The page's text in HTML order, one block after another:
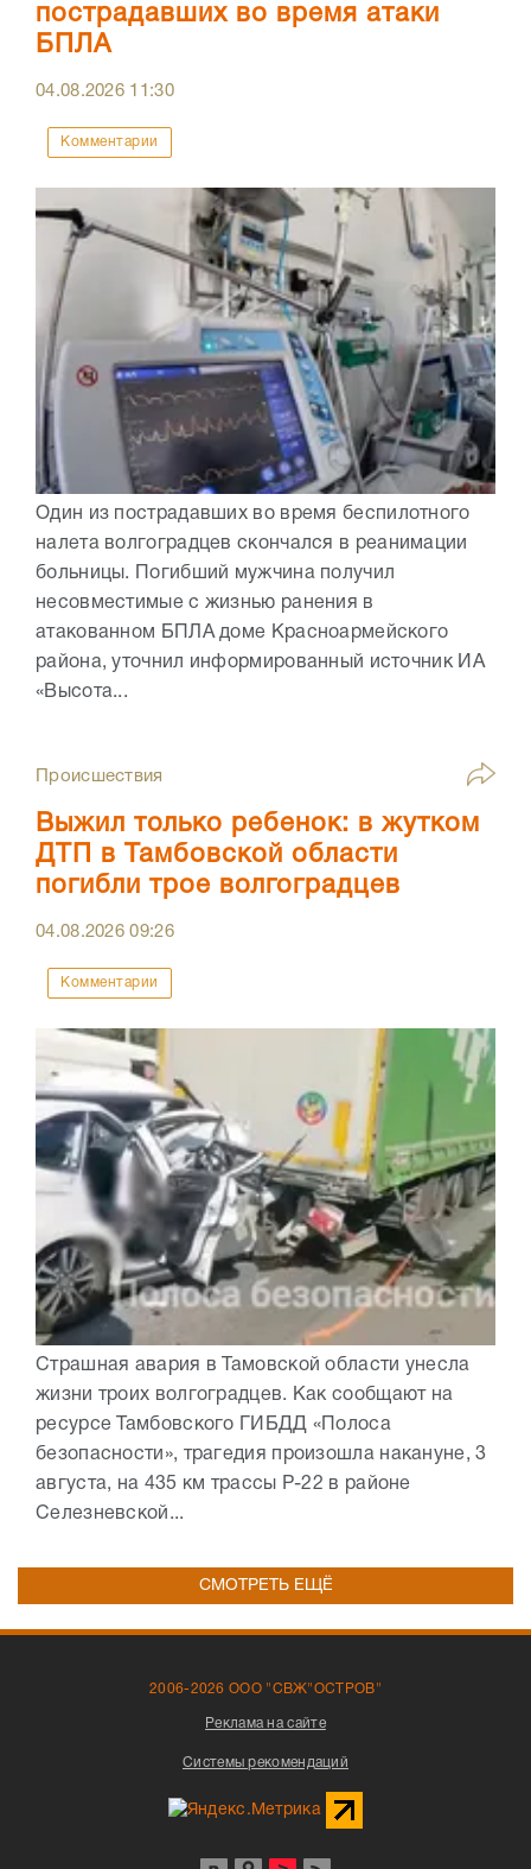
пострадавших во время атаки
БПЛА
04.08.2026 11:30
Комментарии
Один из пострадавших во время беспилотного
налета волгоградцев скончался в реанимации
больницы. Погибший мужчина получил
несовместимые с жизнью ранения в
атакованном БПЛА доме Красноармейского
района, уточнил информированный источник ИА
«Высота...
Происшествия
Выжил только ребенок: в жутком
ДТП в Тамбовской области
погибли трое волгоградцев
04.08.202609:26
Комментарии
Страшная авария в Тамовской области унесла
жизни троих волгоградцев. Как сообщают на
ресурсе Тамбовского ГИБДД «Полоса
безопасности», трагедия произошла накануне, 3
августа, на 435 км трассы Р-22 в районе
Селезневской...
СМОТРЕТЬ ЕЩЁ
2006-2026 ООО "СВЖ"ОСТРОВ"
Реклама на сайте
Системы рекомендаций